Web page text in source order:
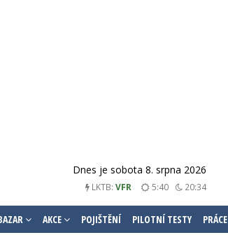
Dnes je sobota 8. srpna 2026
LKTB: VFR 5:40 20:34
AKCE POJIŠTĚNÍ PILOTNÍ TESTY PRÁCE